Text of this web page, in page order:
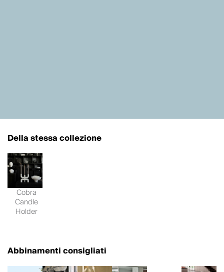
Della stessa collezione
Cobra
Candle
Holder
Abbinamenti consigliati